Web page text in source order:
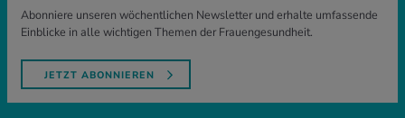
Abonniere unseren wöchentlichen Newsletter und erhalte umfassende
Einblicke in alle wichtigen Themen der Frauengesundheit.
JETZT ABONNIEREN